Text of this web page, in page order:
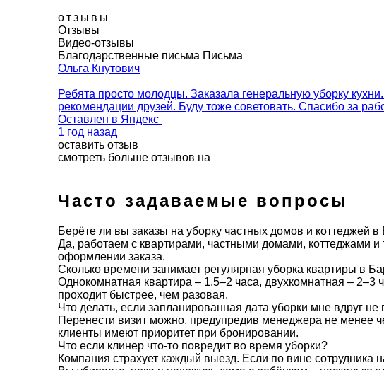
отзывы
Отзывы
Видео-отзывы
Благодарственные письма Письма
Ольга Кнутович
Ребята просто молодцы. Заказала генеральную уборку
рекомендации друзей. Буду тоже советовать. Спасибо за
Оставлен в Яндекс
1 год назад
оставить отзыв
смотреть больше отзывов на
Часто задаваемые вопросы
Берёте ли вы заказы на уборку частных домов и коттеджей
Да, работаем с квартирами, частными домами, коттеджами
оформлении заказа.
Сколько времени занимает регулярная уборка квартиры в
Однокомнатная квартира – 1,5–2 часа, двухкомнатная –
проходит быстрее, чем разовая.
Что делать, если запланированная дата уборки мне вдруг не
Перенести визит можно, предупредив менеджера не менее
клиенты имеют приоритет при бронировании.
Что если клинер что-то повредит во время уборки?
Компания страхует каждый выезд. Если по вине сотрудника